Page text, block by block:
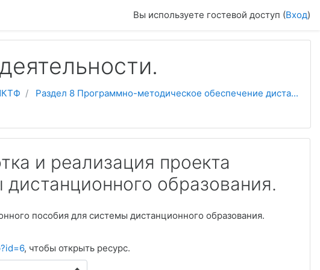
Вы используете гостевой доступ (Вход)
Раздел 8 Программно-методическое обеспечение диста...
и реализация проекта
образования.
пособия для системы дистанционного образования.
, чтобы открыть ресурс.